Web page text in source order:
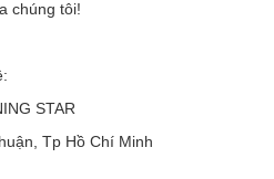
chúng tôi!
STAR
Tp Hồ Chí Minh